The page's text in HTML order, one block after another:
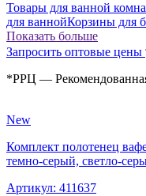
Товары для ванной
для ваннойКорзины для
Показать больше
Запросить оптовые цены
*РРЦ —
New
Комплект полотенец
темно-серый, светло-
Артикул: 411637